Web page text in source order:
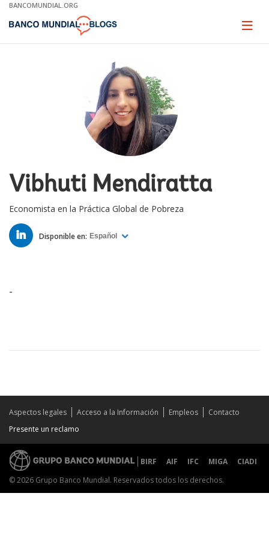
Skip
Main
BANCOMUNDIAL.ORG
Page
Vibhuti Mendiratta
Economista en la Práctica Global de Pobreza
LINKED
IN Disponible en: Español
-
Aspectos legales Acceso a la Información Empleos
Contacto
Presente un reclamo
BIRF AIF IFC MIGA
CIADI
© 2026 Grupo Banco Mundial. Reservados todos los derechos.